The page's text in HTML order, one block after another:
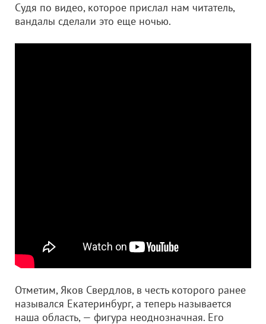
Судя по видео, которое прислал нам читатель,
вандалы сделали это еще ночью.
Отметим, Яков Свердлов, в честь которого ранее
назывался Екатеринбург, а теперь называется
наша область, — фигура неоднозначная. Его